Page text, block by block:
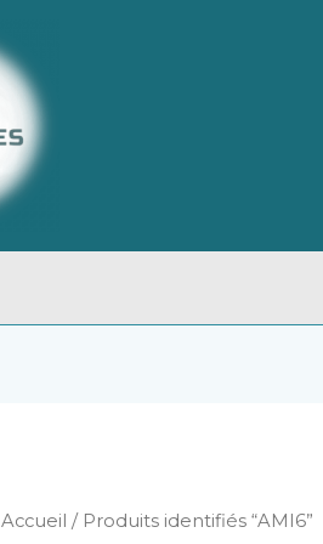
Accueil / Produits identifiés “AMI6”